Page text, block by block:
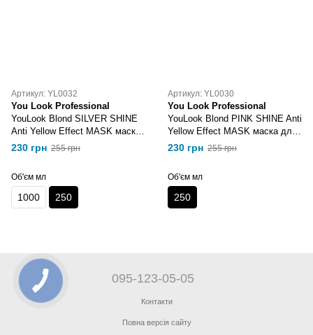
Артикул: YL0032
You Look Professional
YouLook Blond SILVER SHINE
Anti Yellow Effect MASK маска
для збереження кольору 250
230 грн 255 грн
Об'єм мл
1000 250
Артикул: YL0030
You Look Professional
YouLook Blond PINK SHINE Anti
Yellow Effect MASK маска для
збереження кольору 250 мл
230 грн 255 грн
Об'єм мл
250
095-123-05-05
Контакти
Повна версія сайту